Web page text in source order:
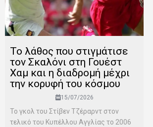
Το λάθος που στιγμάτισε
τον Σκαλόνι στη Γουέστ
Χαμ και η διαδρομή μέχρι
την κορυφή του κόσμου
15/07/2026
Το γκολ του Στίβεν Τζέραρντ στον
τελικό του Κυπέλλου Αγγλίας το 2006